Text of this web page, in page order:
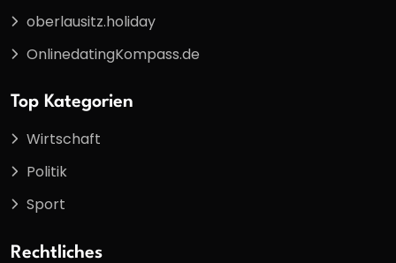
oberlausitz.holiday
OnlinedatingKompass.de
Top Kategorien
Wirtschaft
Politik
Sport
Rechtliches